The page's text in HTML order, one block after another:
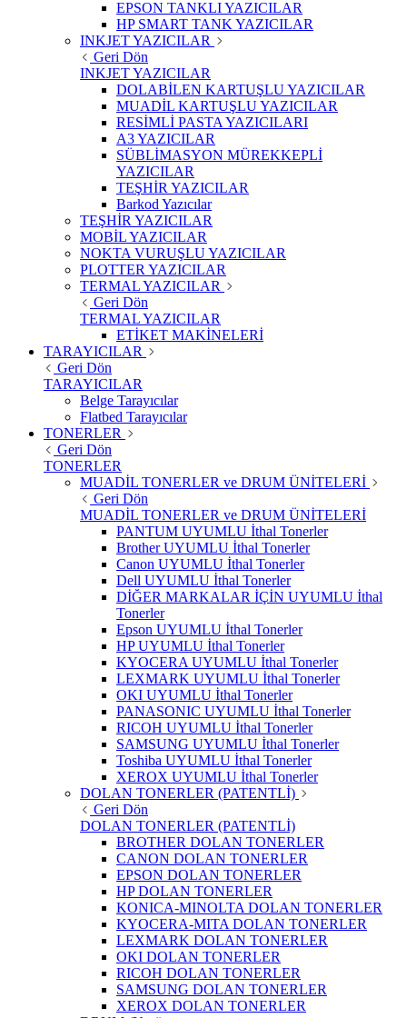
EPSON TANKLI YAZICILAR
HP SMART TANK YAZICILAR
INKJET YAZICILAR
Geri Dön
INKJET YAZICILAR
DOLABİLEN KARTUŞLU YAZICILAR
MUADİL KARTUŞLU YAZICILAR
RESİMLİ PASTA YAZICILARI
A3 YAZICILAR
SÜBLİMASYON MÜREKKEPLİ
YAZICILAR
TEŞHİR YAZICILAR
Barkod Yazıcılar
TEŞHİR YAZICILAR
MOBİL YAZICILAR
NOKTA VURUŞLU YAZICILAR
PLOTTER YAZICILAR
TERMAL YAZICILAR
Geri Dön
TERMAL YAZICILAR
ETİKET MAKİNELERİ
TARAYICILAR
Geri Dön
TARAYICILAR
Belge Tarayıcılar
Flatbed Tarayıcılar
TONERLER
Geri Dön
TONERLER
MUADİL TONERLER ve DRUM ÜNİTELERİ
Geri Dön
MUADİL TONERLER ve DRUM ÜNİTELERİ
PANTUM UYUMLU İthal Tonerler
Brother UYUMLU İthal Tonerler
Canon UYUMLU İthal Tonerler
Dell UYUMLU İthal Tonerler
DİĞER MARKALAR İÇİN UYUMLU İthal
Tonerler
Epson UYUMLU İthal Tonerler
HP UYUMLU İthal Tonerler
KYOCERA UYUMLU İthal Tonerler
LEXMARK UYUMLU İthal Tonerler
OKI UYUMLU İthal Tonerler
PANASONIC UYUMLU İthal Tonerler
RICOH UYUMLU İthal Tonerler
SAMSUNG UYUMLU İthal Tonerler
Toshiba UYUMLU İthal Tonerler
XEROX UYUMLU İthal Tonerler
DOLAN TONERLER (PATENTLİ)
Geri Dön
DOLAN TONERLER (PATENTLİ)
BROTHER DOLAN TONERLER
CANON DOLAN TONERLER
EPSON DOLAN TONERLER
HP DOLAN TONERLER
KONICA-MINOLTA DOLAN TONERLER
KYOCERA-MITA DOLAN TONERLER
LEXMARK DOLAN TONERLER
OKI DOLAN TONERLER
RICOH DOLAN TONERLER
SAMSUNG DOLAN TONERLER
XEROX DOLAN TONERLER